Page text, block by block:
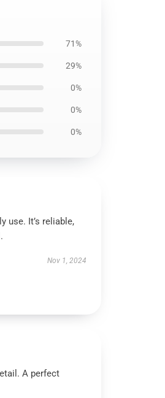
71%
29%
0%
0%
0%
use. It’s reliable,
Nov 1, 2024
A perfect